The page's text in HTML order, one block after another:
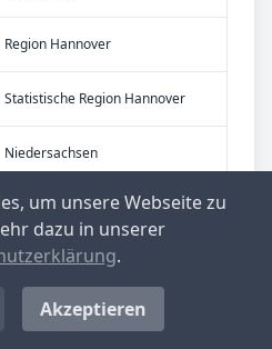
Region Hannover
Statistische Region Hannover
Niedersachsen
Stadtum unsere Webseite zu
dazu in unserer
.
Akzeptieren